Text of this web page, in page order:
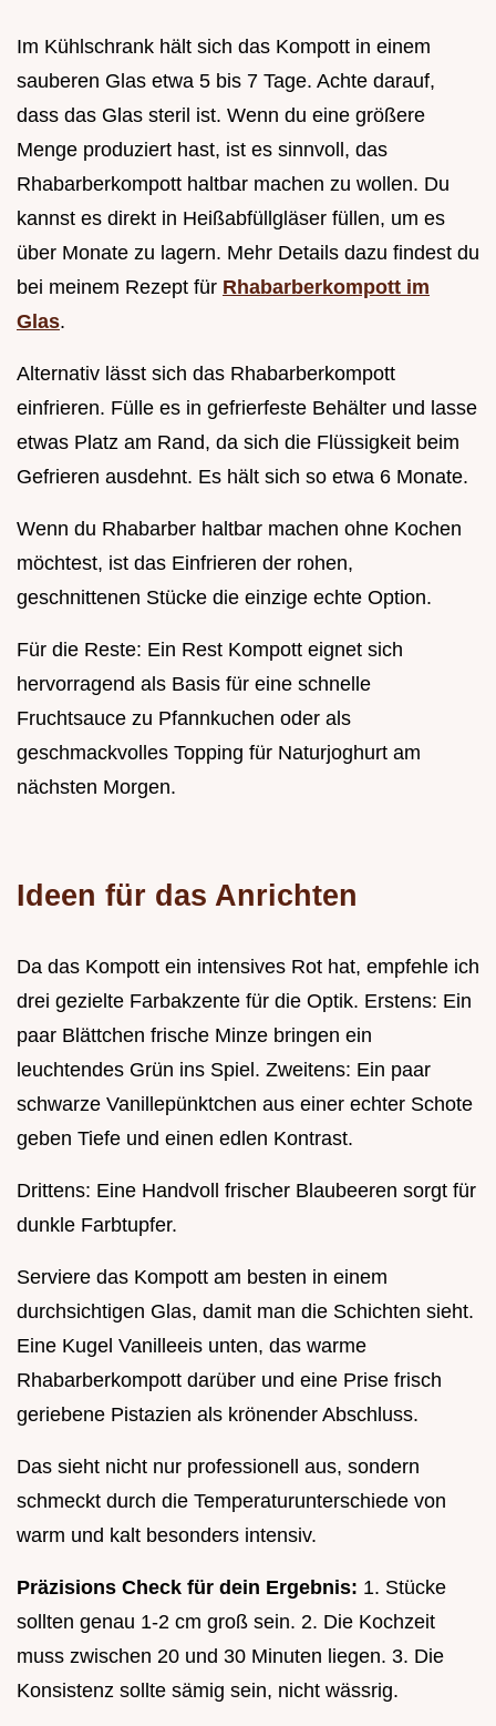
Im Kühlschrank hält sich das Kompott in einem
sauberen Glas etwa 5 bis 7 Tage. Achte darauf,
dass das Glas steril ist. Wenn du eine größere
Menge produziert hast, ist es sinnvoll, das
Rhabarberkompott haltbar machen zu wollen. Du
kannst es direkt in Heißabfüllgläser füllen, um es
über Monate zu lagern. Mehr Details dazu findest du
bei meinem Rezept für Rhabarberkompott im
Glas.
Alternativ lässt sich das Rhabarberkompott
einfrieren. Fülle es in gefrierfeste Behälter und lasse
etwas Platz am Rand, da sich die Flüssigkeit beim
Gefrieren ausdehnt. Es hält sich so etwa 6 Monate.
Wenn du Rhabarber haltbar machen ohne Kochen
möchtest, ist das Einfrieren der rohen,
geschnittenen Stücke die einzige echte Option.
Für die Reste: Ein Rest Kompott eignet sich
hervorragend als Basis für eine schnelle
Fruchtsauce zu Pfannkuchen oder als
geschmackvolles Topping für Naturjoghurt am
nächsten Morgen.
Ideen für das Anrichten
Da das Kompott ein intensives Rot hat, empfehle ich
drei gezielte Farbakzente für die Optik. Erstens: Ein
paar Blättchen frische Minze bringen ein
leuchtendes Grün ins Spiel. Zweitens: Ein paar
schwarze Vanillepünktchen aus einer echter Schote
geben Tiefe und einen edlen Kontrast.
Drittens: Eine Handvoll frischer Blaubeeren sorgt für
dunkle Farbtupfer.
Serviere das Kompott am besten in einem
durchsichtigen Glas, damit man die Schichten sieht.
Eine Kugel Vanilleeis unten, das warme
Rhabarberkompott darüber und eine Prise frisch
geriebene Pistazien als krönender Abschluss.
Das sieht nicht nur professionell aus, sondern
schmeckt durch die Temperaturunterschiede von
warm und kalt besonders intensiv.
Präzisions Check für dein Ergebnis: 1. Stücke
sollten genau 1-2 cm groß sein. 2. Die Kochzeit
muss zwischen 20 und 30 Minuten liegen. 3. Die
Konsistenz sollte sämig sein, nicht wässrig.